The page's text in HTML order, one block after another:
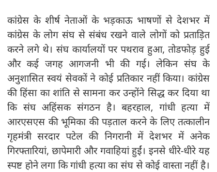
कांग्रेस के शीर्ष नेताओं के भड़काऊ भाषणों से देशभर में
कांग्रेस के लोग संघ से संबंध रखने वाले लोगों को प्रताड़ित
करने लगे थे। संघ कार्यालयों पर पथराव हुआ, तोडफोड़ हुई
और कई जगह आगजनी भी की गई। लेकिन संघ के
अनुशासित स्वयं सेवकों ने कोई प्रतिकार नहीं किया। कांग्रेस
की हिंसा का शांति से सामना कर उन्होंने सिद्ध कर दिया था
कि संघ अहिंसक संगठन है। बहरहाल, गांधी हत्या में
आरएसएस की भूमिका की पड़ताल करने के लिए तत्कालीन
गृहमंत्री सरदार पटेल की निगरानी में देशभर में अनेक
गिरफ्तारियां, छापेमारी और गवाहियां हुईं। इनसे धीरे-धीरे यह
स्पष्ट होने लगा कि गांधी हत्या का संघ से कोई वास्ता नहीं है।